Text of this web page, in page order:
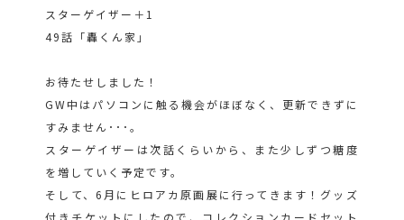
スターゲイザー＋1
49話「轟くん家」
お待たせしました！
GW中はパソコンに触る機会がほぼなく、更新できずに
すみません･･･。
スターゲイザーは次話くらいから、また少しずつ糖度
を増していく予定です。
そして、6月にヒロアカ原画展に行ってきます！グッズ
付きチケットにしたので、コレクションカードセット